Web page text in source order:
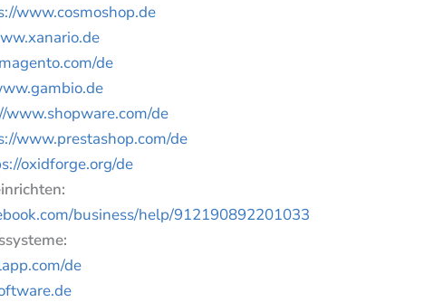
www.cosmoshop.de
de
www.shopware.com/de
www.prestashop.com/de
oxidforge.org/de
business/help/912190892201033
de